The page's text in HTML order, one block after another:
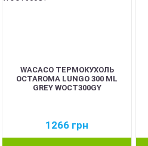
WACACO ТЕРМОКУХОЛЬ
OCTAROMA LUNGO 300 ML
GREY WOCT300GY
1266 грн